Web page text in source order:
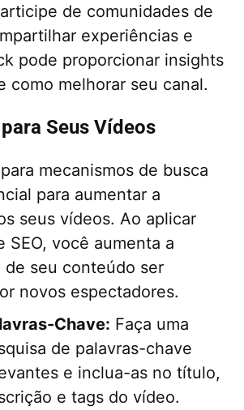
de comunidades de
experiências e
pode proporcionar insights
como melhorar seu canal.
Seus Vídeos
mecanismos de busca
para aumentar a
seus vídeos. Ao aplicar
SEO, você aumenta a
de seu conteúdo ser
novos espectadores.
Chave: Faça uma
de palavras-chave
e inclua-as no título,
e tags do vídeo.